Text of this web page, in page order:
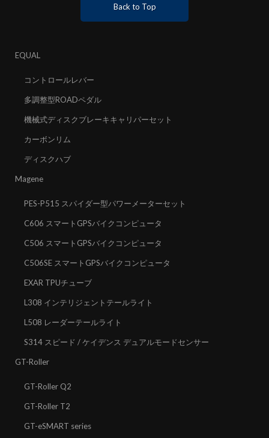
Back to Top
EQUAL
コントロールレバー
多調整型ROADペダル
機械式ディスクブレーキキャリパーセット
カーボンリム
ディスクハブ
Magene
PES-P515 スパイダー型パワーメーターセット
C606 スマートGPSバイクコンピュータ
C506 スマートGPSバイクコンピュータ
C506SE スマートGPSバイクコンピュータ
EXAR TPUチューブ
L308 インテリジェントテールライト
L508 レーダーテールライト
S314 スピード / ケイデンス デュアルモードセンサー
GT-Roller
GT-Roller Q2
GT-Roller T2
GT-eSMART series